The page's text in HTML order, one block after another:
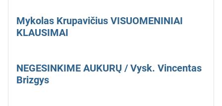
Mykolas Krupavičius VISUOMENINIAI
KLAUSIMAI
NEGESINKIME AUKURŲ / Vysk. Vincentas
Brizgys